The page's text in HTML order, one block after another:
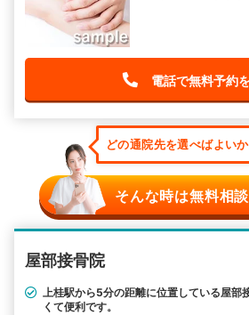
電話で無料予約
どの通院先を選べばよい
そんな時は無料相
屋部接骨院
上桂駅から5分の距離に位置している屋部
くて便利です。